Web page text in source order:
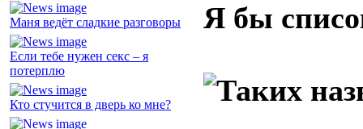
Маня ведёт сладкие разговоры
Если тебе нужен секс – я
потерплю
Кто стучится в дверь ко мне?
Я бы